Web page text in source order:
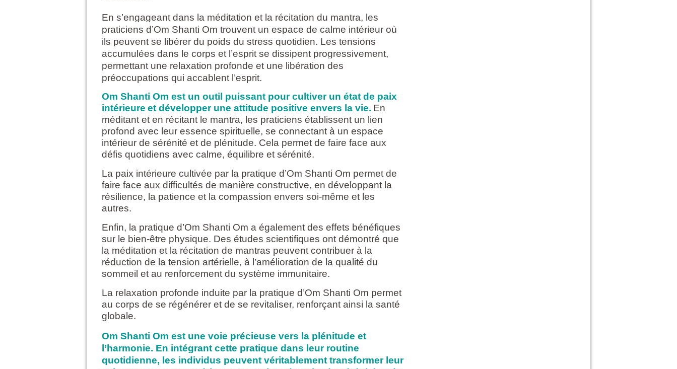
En s’engageant dans la méditation et la récitation du mantra, les
praticiens d’Om Shanti Om trouvent un espace de calme intérieur où
ils peuvent se libérer du poids du stress quotidien. Les tensions
accumulées dans le corps et l’esprit se dissipent progressivement,
permettant une relaxation profonde et une libération des
préoccupations qui accablent l’esprit.
Om Shanti Om est un outil puissant pour cultiver un état de paix
intérieure et développer une attitude positive envers la vie. En
méditant et en récitant le mantra, les praticiens établissent un lien
profond avec leur essence spirituelle, se connectant à un espace
intérieur de sérénité et de plénitude. Cela permet de faire face aux
défis quotidiens avec calme, équilibre et sérénité.
La paix intérieure cultivée par la pratique d’Om Shanti Om permet de
faire face aux difficultés de manière constructive, en développant la
résilience, la patience et la compassion envers soi-même et les
autres.
Enfin, la pratique d’Om Shanti Om a également des effets bénéfiques
sur le bien-être physique. Des études scientifiques ont démontré que
la méditation et la récitation de mantras peuvent contribuer à la
réduction de la tension artérielle, à l’amélioration de la qualité du
sommeil et au renforcement du système immunitaire.
La relaxation profonde induite par la pratique d’Om Shanti Om permet
au corps de se régénérer et de se revitaliser, renforçant ainsi la santé
globale.
Om Shanti Om est une voie précieuse vers la plénitude et
l’harmonie. En intégrant cette pratique dans leur routine
quotidienne, les individus peuvent véritablement transformer leur